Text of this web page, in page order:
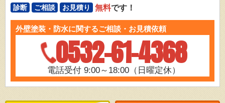
診断 ご相談 お見積り 無料です！
外壁塗装・防水に関するご相談・お見積依頼
0532-61-4368
電話受付 9:00～18:00（日曜定休）